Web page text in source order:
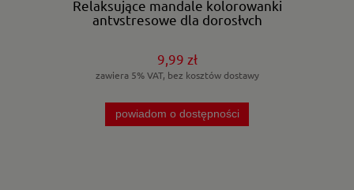
Relaksujące mandale kolorowanki
antystresowe dla dorosłych
9,99 zł
zawiera 5% VAT, bez kosztów dostawy
powiadom o dostępności